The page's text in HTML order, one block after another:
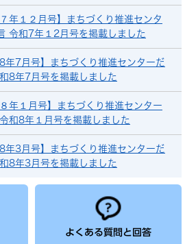
年１２月号】まちづくり推進センタ
令和7年１2月号を掲載しました
年7月号】まちづくり推進センターだ
8年7月号を掲載しました
年１月号】まちづくり推進センター
和8年１月号を掲載しました
年3月号】まちづくり推進センターだ
8年3月号を掲載しました
よくある質問と回答